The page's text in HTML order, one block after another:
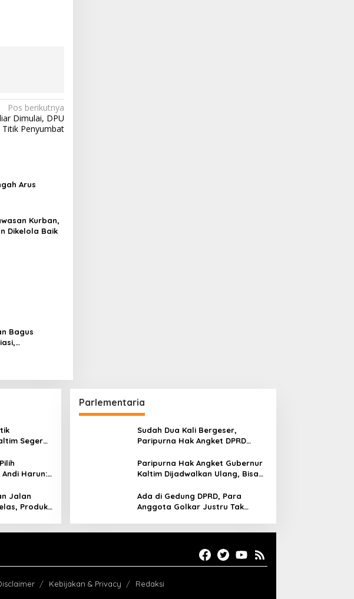
Pos berikutnya
Dimulai, DPU
Penyumbat
Arus
Kurban,
Dikelola Baik
Bagus
Segera
Harun:
Jalan
Produk
Parlementaria
Sudah Dua Kali Bergeser,
Paripurna Hak Angket DPRD
Paripurna Hak Angket Gubernur
Kaltim Dijadwalkan Ulang, Bisa
Ada di Gedung DPRD, Para
Anggota Golkar Justru Tak
Kebijakan & Privacy Redaksi